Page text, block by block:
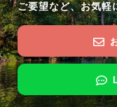
ご要望など、お気軽